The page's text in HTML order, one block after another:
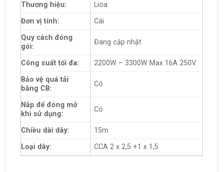
Thương hiệu:
Lioa
Đơn vị tính:
Cái
Quy cách đóng
gói:
Đang cập nhật
Công suất tối đa:
2200W – 3300W Max 16A 250V
Bảo vệ quá tải
bằng CB:
Có
Nắp để đóng mở
khi sử dụng:
Có
Chiều dài dây:
15m
Loại dây:
CCA 2 x 2,5 +1 x 1,5